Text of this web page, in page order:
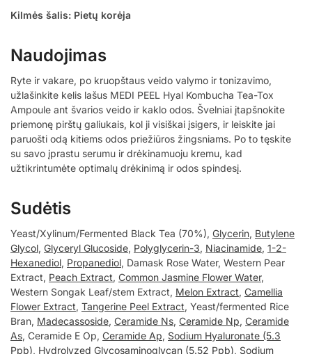
Kilmės šalis: Pietų korėja
Naudojimas
Ryte ir vakare, po kruopštaus veido valymo ir tonizavimo,
užlašinkite kelis lašus MEDI PEEL Hyal Kombucha Tea-Tox
Ampoule ant švarios veido ir kaklo odos. Švelniai įtapšnokite
priemonę pirštų galiukais, kol ji visiškai įsigers, ir leiskite jai
paruošti odą kitiems odos priežiūros žingsniams. Po to tęskite
su savo įprastu serumu ir drėkinamuoju kremu, kad
užtikrintumėte optimalų drėkinimą ir odos spindesį.
Sudėtis
Yeast/Xylinum/Fermented Black Tea (70%), Glycerin, Butylene
Glycol, Glyceryl Glucoside, Polyglycerin-3, Niacinamide, 1-2-
Hexanediol, Propanediol, Damask Rose Water, Western Pear
Extract, Peach Extract, Common Jasmine Flower Water,
Western Songak Leaf/stem Extract, Melon Extract, Camellia
Flower Extract, Tangerine Peel Extract, Yeast/fermented Rice
Bran, Madecassoside, Ceramide Ns, Ceramide Np, Ceramide
As, Ceramide E Op, Ceramide Ap, Sodium Hyaluronate (5.3
Ppb), Hydrolyzed Glycosaminoglycan (5.52 Ppb), Sodium